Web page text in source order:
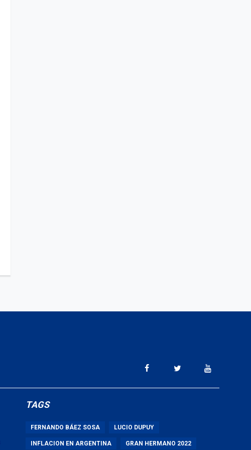
TAGS
FERNANDO BÁEZ SOSA LUCIO DUPUY
INFLACION EN ARGENTINA GRAN HERMANO 2022